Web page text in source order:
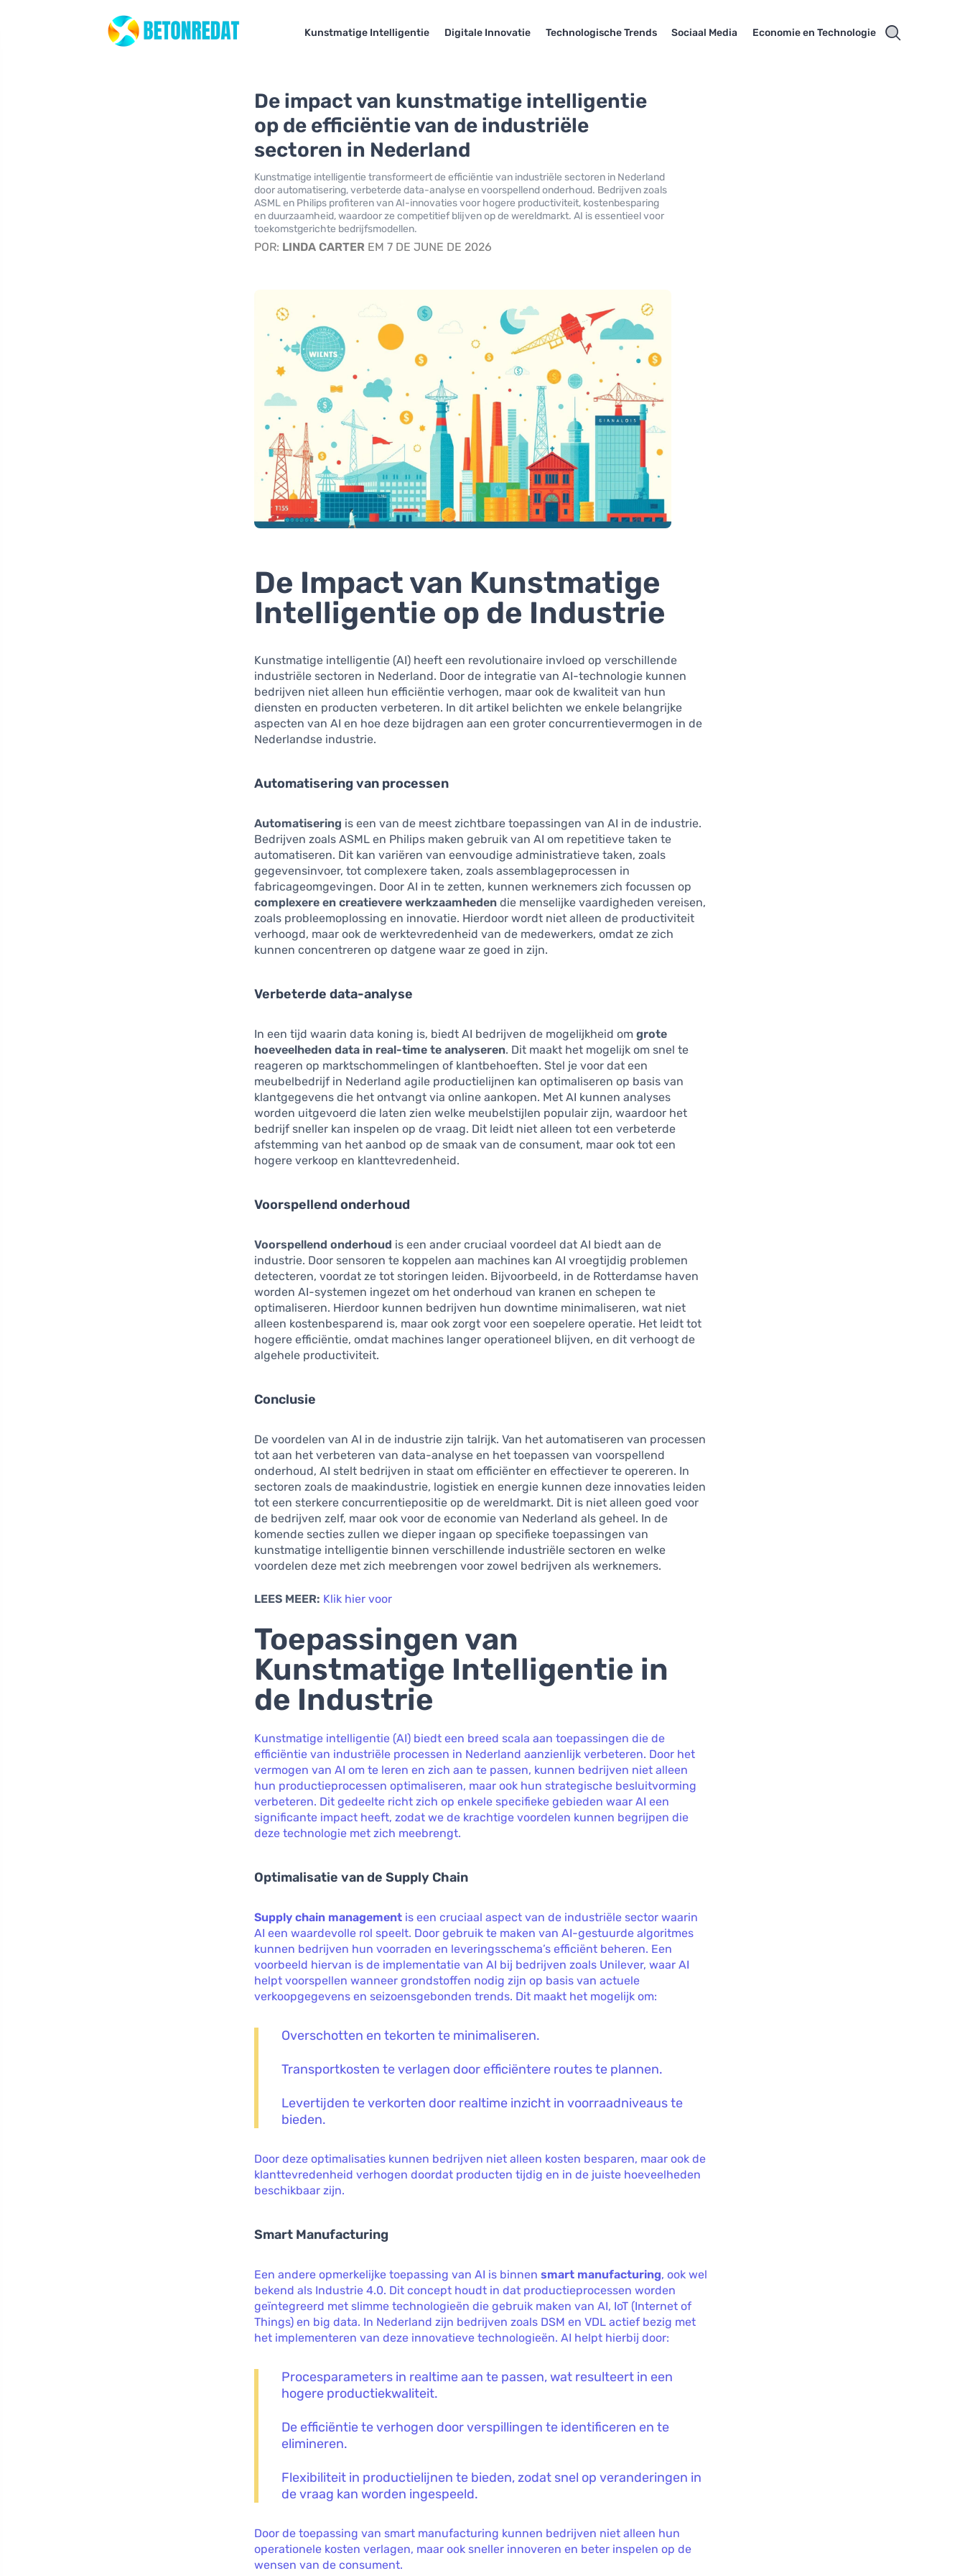
Kunstmatige Intelligentie Digitale Innovatie Technologische Trends Sociaal Media Economie en Technologie
De impact van kunstmatige intelligentie
op de efficiëntie van de industriële
sectoren in Nederland
Kunstmatige intelligentie transformeert de efficiëntie van industriële sectoren in Nederland
door automatisering, verbeterde data-analyse en voorspellend onderhoud. Bedrijven zoals
ASML en Philips profiteren van AI-innovaties voor hogere productiviteit, kostenbesparing
en duurzaamheid, waardoor ze competitief blijven op de wereldmarkt. AI is essentieel voor
toekomstgerichte bedrijfsmodellen.
POR: LINDA CARTER EM 7 DE JUNE DE 2026
De Impact van Kunstmatige
Intelligentie op de Industrie
Kunstmatige intelligentie (AI) heeft een revolutionaire invloed op verschillende
industriële sectoren in Nederland. Door de integratie van AI-technologie kunnen
bedrijven niet alleen hun efficiëntie verhogen, maar ook de kwaliteit van hun
diensten en producten verbeteren. In dit artikel belichten we enkele belangrijke
aspecten van AI en hoe deze bijdragen aan een groter concurrentievermogen in de
Nederlandse industrie.
Automatisering van processen
Automatisering is een van de meest zichtbare toepassingen van AI in de industrie.
Bedrijven zoals ASML en Philips maken gebruik van AI om repetitieve taken te
automatiseren. Dit kan variëren van eenvoudige administratieve taken, zoals
gegevensinvoer, tot complexere taken, zoals assemblageprocessen in
fabricageomgevingen. Door AI in te zetten, kunnen werknemers zich focussen op
complexere en creatievere werkzaamheden die menselijke vaardigheden vereisen,
zoals probleemoplossing en innovatie. Hierdoor wordt niet alleen de productiviteit
verhoogd, maar ook de werktevredenheid van de medewerkers, omdat ze zich
kunnen concentreren op datgene waar ze goed in zijn.
Verbeterde data-analyse
In een tijd waarin data koning is, biedt AI bedrijven de mogelijkheid omgrote
hoeveelheden data in real-time te analyseren. Dit maakt het mogelijk om snel te
reageren op marktschommelingen of klantbehoeften. Stel je voor dat een
meubelbedrijf in Nederland agile productielijnen kan optimaliseren op basis van
klantgegevens die het ontvangt via online aankopen. Met AI kunnen analyses
worden uitgevoerd die laten zien welke meubelstijlen populair zijn, waardoor het
bedrijf sneller kan inspelen op de vraag. Dit leidt niet alleen tot een verbeterde
afstemming van het aanbod op de smaak van de consument, maar ook tot een
hogere verkoop en klanttevredenheid.
Voorspellend onderhoud
Voorspellend onderhoud is een ander cruciaal voordeel dat AI biedt aan de
industrie. Door sensoren te koppelen aan machines kan AI vroegtijdig problemen
detecteren, voordat ze tot storingen leiden. Bijvoorbeeld, in de Rotterdamse haven
worden AI-systemen ingezet om het onderhoud van kranen en schepen te
optimaliseren. Hierdoor kunnen bedrijven hun downtime minimaliseren, wat niet
alleen kostenbesparend is, maar ook zorgt voor een soepelere operatie. Het leidt tot
hogere efficiëntie, omdat machines langer operationeel blijven, en dit verhoogt de
algehele productiviteit.
Conclusie
De voordelen van AI in de industrie zijn talrijk. Van het automatiseren van processen
tot aan het verbeteren van data-analyse en het toepassen van voorspellend
onderhoud, AI stelt bedrijven in staat om efficiënter en effectiever te opereren. In
sectoren zoals de maakindustrie, logistiek en energie kunnen deze innovaties leiden
tot een sterkere concurrentiepositie op de wereldmarkt. Dit is niet alleen goed voor
de bedrijven zelf, maar ook voor de economie van Nederland als geheel. In de
komende secties zullen we dieper ingaan op specifieke toepassingen van
kunstmatige intelligentie binnen verschillende industriële sectoren en welke
voordelen deze met zich meebrengen voor zowel bedrijven als werknemers.
LEES MEER: Klik hier voor
Toepassingen van
Kunstmatige Intelligentie in
de Industrie
Kunstmatige intelligentie (AI) biedt een breed scala aan toepassingen die de
efficiëntie van industriële processen in Nederland aanzienlijk verbeteren. Door het
vermogen van AI om te leren en zich aan te passen, kunnen bedrijven niet alleen
hun productieprocessen optimaliseren, maar ook hun strategische besluitvorming
verbeteren. Dit gedeelte richt zich op enkele specifieke gebieden waar AI een
significante impact heeft, zodat we de krachtige voordelen kunnen begrijpen die
deze technologie met zich meebrengt.
Optimalisatie van de Supply Chain
Supply chain management is een cruciaal aspect van de industriële sector waarin
AI een waardevolle rol speelt. Door gebruik te maken van AI-gestuurde algoritmes
kunnen bedrijven hun voorraden en leveringsschema’s efficiënt beheren. Een
voorbeeld hiervan is de implementatie van AI bij bedrijven zoals Unilever, waar AI
helpt voorspellen wanneer grondstoffen nodig zijn op basis van actuele
verkoopgegevens en seizoensgebonden trends. Dit maakt het mogelijk om:
Overschotten en tekorten te minimaliseren.
Transportkosten te verlagen door efficiëntere routes te plannen.
Levertijden te verkorten door realtime inzicht in voorraadniveaus te
bieden.
Door deze optimalisaties kunnen bedrijven niet alleen kosten besparen, maar ook de
klanttevredenheid verhogen doordat producten tijdig en in de juiste hoeveelheden
beschikbaar zijn.
Smart Manufacturing
Een andere opmerkelijke toepassing van AI is binnensmart manufacturing, ook wel
bekend als Industrie 4.0. Dit concept houdt in dat productieprocessen worden
geïntegreerd met slimme technologieën die gebruik maken van AI, IoT (Internet of
Things) en big data. In Nederland zijn bedrijven zoals DSM en VDL actief bezig met
het implementeren van deze innovatieve technologieën. AI helpt hierbij door:
Procesparameters in realtime aan te passen, wat resulteert in een
hogere productiekwaliteit.
De efficiëntie te verhogen door verspillingen te identificeren en te
elimineren.
Flexibiliteit in productielijnen te bieden, zodat snel op veranderingen in
de vraag kan worden ingespeeld.
Door de toepassing van smart manufacturing kunnen bedrijven niet alleen hun
operationele kosten verlagen, maar ook sneller innoveren en beter inspelen op de
wensen van de consument.